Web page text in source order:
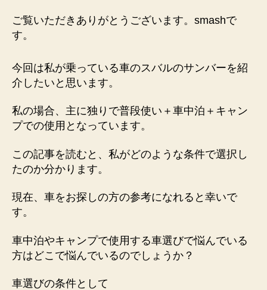
ご覧いただきありがとうございます。smashで
す。
今回は私が乗っている車のスバルのサンバーを紹
介したいと思います。
私の場合、主に独りで普段使い＋車中泊＋キャン
プでの使用となっています。
この記事を読むと、私がどのような条件で選択し
たのか分かります。
現在、車をお探しの方の参考になれると幸いで
す。
車中泊やキャンプで使用する車選びで悩んでいる
方はどこで悩んでいるのでしょうか？
車選びの条件として